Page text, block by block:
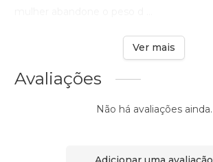
Ver mais
Avaliações
Não há avaliações ainda.